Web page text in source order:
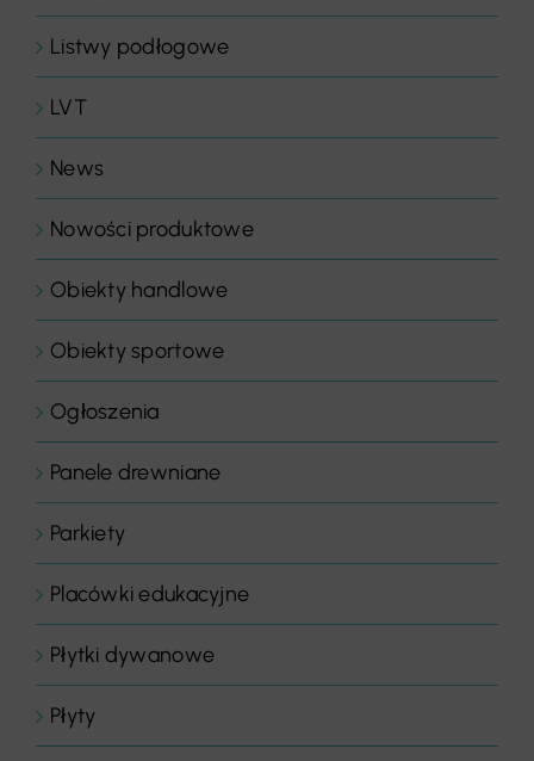
Listwy podłogowe
LVT
News
Nowości produktowe
Obiekty handlowe
Obiekty sportowe
Ogłoszenia
Panele drewniane
Parkiety
Placówki edukacyjne
Płytki dywanowe
Płyty